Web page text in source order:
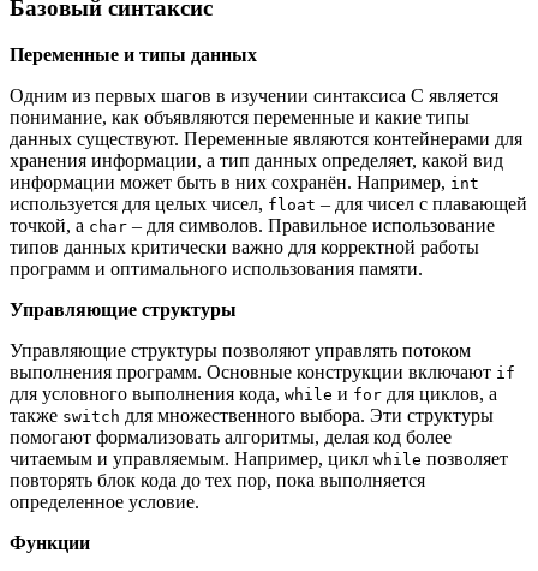
Базовый синтаксис
Переменные и типы данных
Одним из первых шагов в изучении синтаксиса C является
понимание, как объявляются переменные и какие типы
данных существуют. Переменные являются контейнерами для
хранения информации, а тип данных определяет, какой вид
информации может быть в них сохранён. Например, int
используется для целых чисел, float – для чисел с плавающей
точкой, а char – для символов. Правильное использование
типов данных критически важно для корректной работы
программ и оптимального использования памяти.
Управляющие структуры
Управляющие структуры позволяют управлять потоком
выполнения программ. Основные конструкции включают if
для условного выполнения кода, while и for для циклов, а
также switch для множественного выбора. Эти структуры
помогают формализовать алгоритмы, делая код более
читаемым и управляемым. Например, цикл while позволяет
повторять блок кода до тех пор, пока выполняется
определенное условие.
Функции